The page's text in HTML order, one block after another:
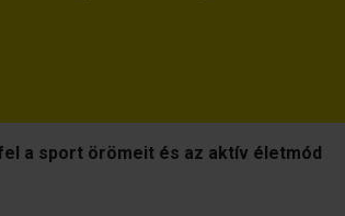
a sport örömeit és az aktív életmód